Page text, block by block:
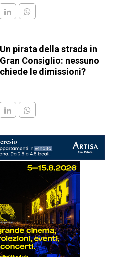
Un pirata della strada in
Gran Consiglio: nessuno
chiede le dimissioni?